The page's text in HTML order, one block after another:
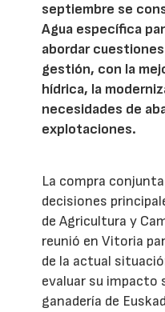
septiembre se
Agua específica
abordar
gestión, con la
hídrica, la
necesidades de
explotaciones.
La compra
decisiones
de Agricultura y
reunió en Vitoria
de la actual
evaluar su impacto
ganadería de